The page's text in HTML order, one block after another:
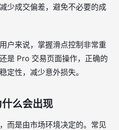
少成交偏差，避免不必要的成
户来说，掌握滑点控制非常重
是 Pro 交易页面操作，正确的
定性，减少意外损失。
么会出现
而是由市场环境决定的。常见